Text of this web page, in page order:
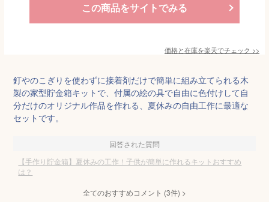
この商品をサイトでみる
価格と在庫を楽天でチェック >>
釘やのこぎりを使わずに接着剤だけで簡単に組み立てられる木
製の家型貯金箱キットで、付属の絵の具で自由に色付けして自
分だけのオリジナル作品を作れる、夏休みの自由工作に最適な
セットです。
回答された質問
【手作り貯金箱】夏休みの工作！子供が簡単に作れるキットおすすめ
は？
全てのおすすめコメント (3件) >